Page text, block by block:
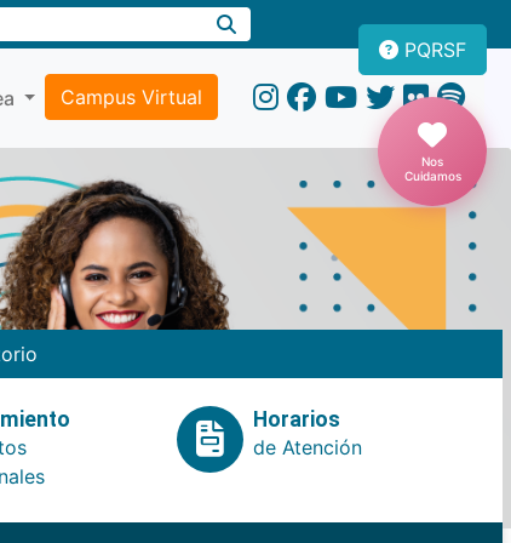
Campus Virtual
PQRSF
Nos
Cuidamos
Horarios
de Atención